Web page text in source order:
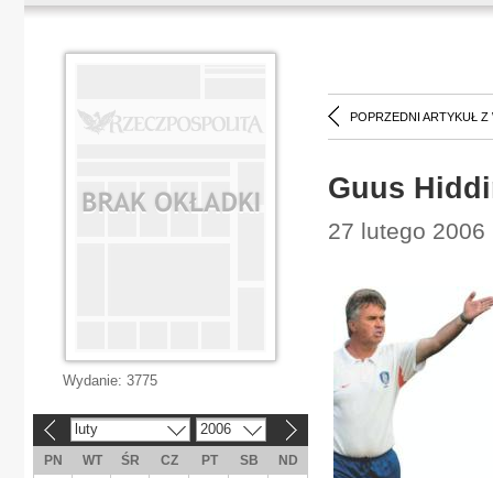
POPRZEDNI ARTYKUŁ Z
Guus
27 lutego
Wydanie: 3775
luty 2006
PN WT ŚR CZ PT SB
ND